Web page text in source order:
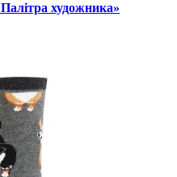
художника»